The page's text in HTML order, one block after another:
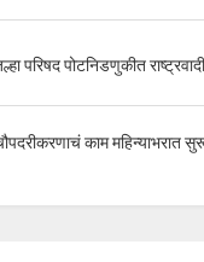
परिषद पोटनिडणुकीत
काम महिन्याभरात